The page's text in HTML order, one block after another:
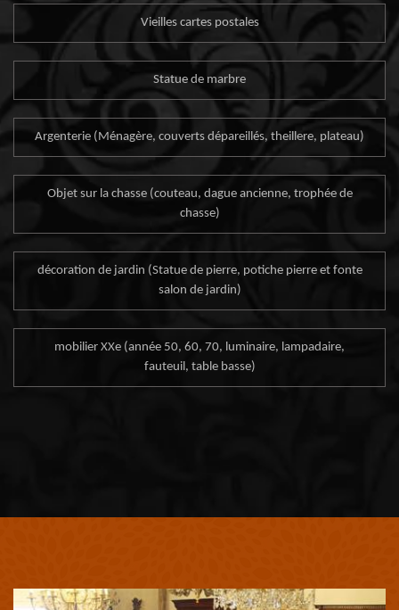
Vieilles cartes postales
Statue de marbre
Argenterie (Ménagère, couverts dépareillés, theillere, plateau)
Objet sur la chasse (couteau, dague ancienne, trophée de
chasse)
décoration de jardin (Statue de pierre, potiche pierre et fonte
salon de jardin)
mobilier XXe (année 50, 60, 70, luminaire, lampadaire,
fauteuil, table basse)